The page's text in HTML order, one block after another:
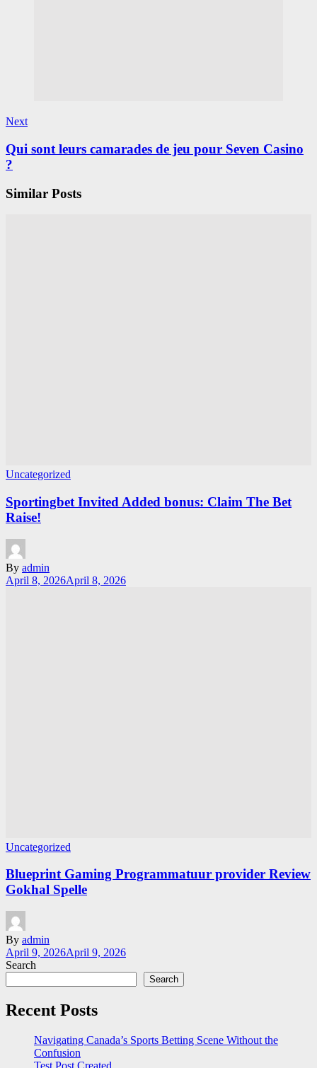
Next
Qui sont leurs camarades de jeu pour Seven Casino
?
Similar Posts
Uncategorized
Sportingbet Invited Added bonus: Claim The Bet
Raise!
By admin
April 8, 2026April 8, 2026
Uncategorized
Blueprint Gaming Programmatuur provider Review
Gokhal Spelle
By admin
April 9, 2026April 9, 2026
Search
Search
Recent Posts
Navigating Canada’s Sports Betting Scene Without the
Confusion
Test Post Created